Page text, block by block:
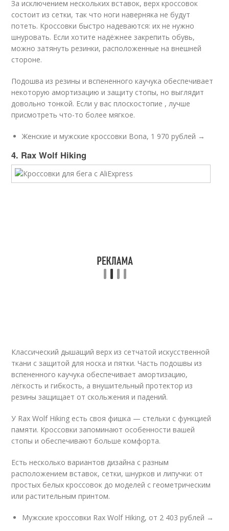
За исключением нескольких вставок, верх кроссовок
состоит из сетки, так что ноги наверняка не будут
потеть. Кроссовки быстро надеваются: их не нужно
шнуровать. Если хотите надёжнее закрепить обувь,
можно затянуть резинки, расположенные на внешней
стороне.
Подошва из резины и вспененного каучука обеспечивает
некоторую амортизацию и защиту стопы, но выглядит
довольно тонкой. Если у вас плоскостопие , лучше
присмотреть что-то более мягкое.
Женские и мужские кроссовки Bona, 1 970 рублей →
4. Rax Wolf Hiking
Классический дышащий верх из сетчатой искусственной
ткани с защитой для носка и пятки. Часть подошвы из
вспененного каучука обеспечивает амортизацию,
лёгкость и гибкость, а внушительный протектор из
резины защищает от скольжения и падений.
У Rax Wolf Hiking есть своя фишка — стельки с функцией
памяти. Кроссовки запоминают особенности вашей
стопы и обеспечивают больше комфорта.
Есть несколько вариантов дизайна с разным
расположением вставок, сетки, шнурков и липучки: от
простых белых кроссовок до моделей с геометрическим
или растительным принтом.
Мужские кроссовки Rax Wolf Hiking, от 2 403 рублей →